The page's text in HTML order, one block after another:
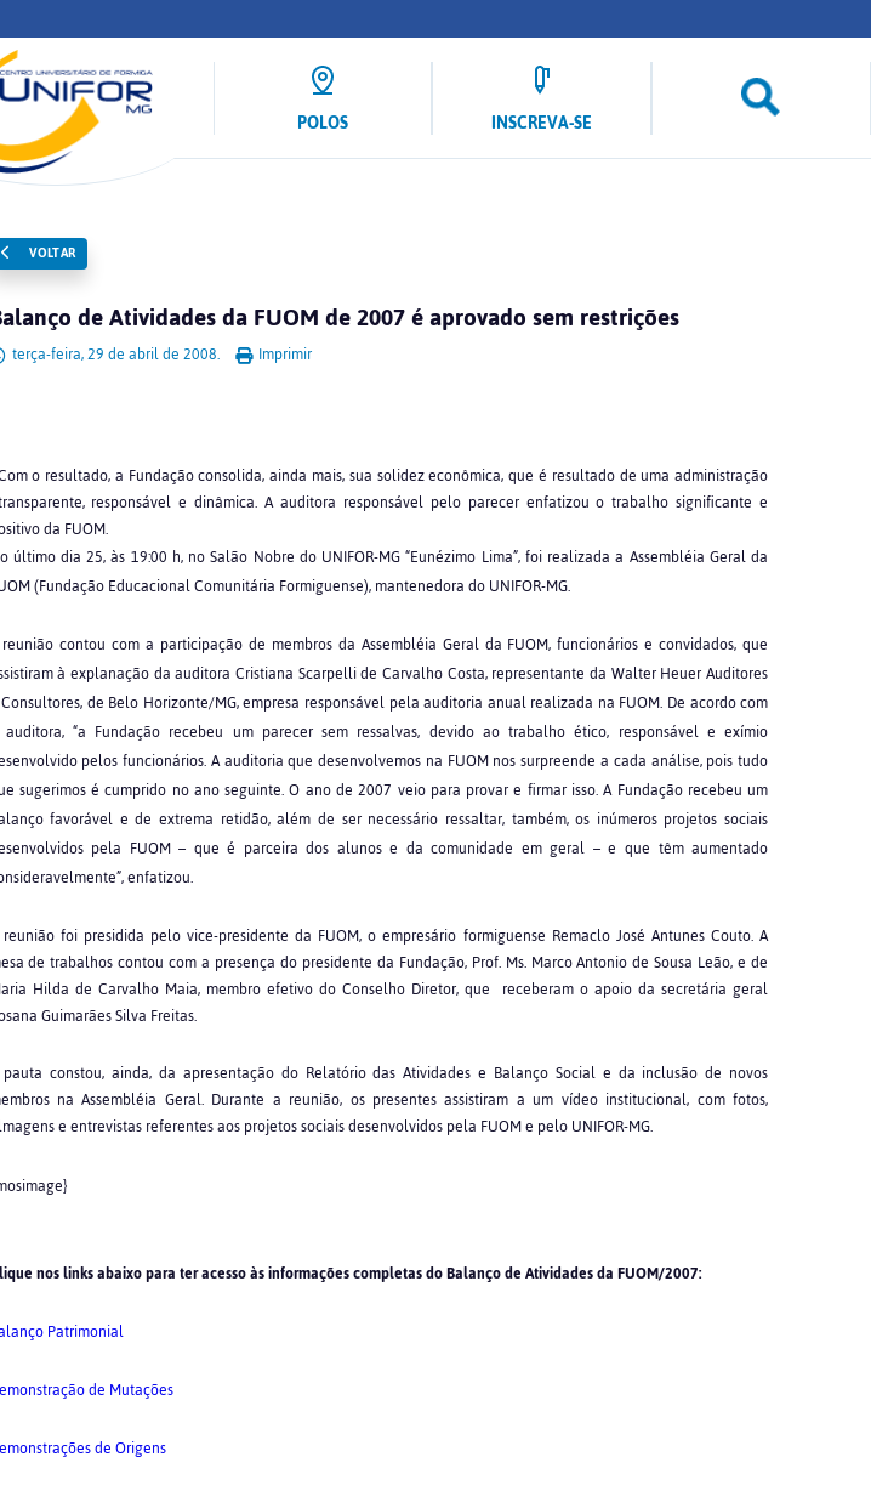
POLOS INSCREVA-SE
VOLTAR
de Atividades da FUOM de 2007 é aprovado sem restrições
terça-feira, 29 de abril de 2008. Imprimir
o resultado, a Fundação consolida, ainda mais, sua solidez econômica, que é resultado de uma administração
responsável e dinâmica. A auditora responsável pelo parecer enfatizou o trabalho significante e
da FUOM.
último dia 25, às 19:00 h, no Salão Nobre do UNIFOR-MG “Eunézimo Lima”, foi realizada a Assembléia Geral da
(Fundação Educacional Comunitária Formiguense), mantenedora do UNIFOR-MG.
contou com a participação de membros da Assembléia Geral da FUOM, funcionários e convidados, que
à explanação da auditora Cristiana Scarpelli de Carvalho Costa, representante da Walter Heuer Auditores
de Belo Horizonte/MG, empresa responsável pela auditoria anual realizada na FUOM. De acordo com
“a Fundação recebeu um parecer sem ressalvas, devido ao trabalho ético, responsável e exímio
pelos funcionários. A auditoria que desenvolvemos na FUOM nos surpreende a cada análise, pois tudo
sugerimos é cumprido no ano seguinte. O ano de 2007 veio para provar e firmar isso. A Fundação recebeu um
favorável e de extrema retidão, além de ser necessário ressaltar, também, os inúmeros projetos sociais
pela FUOM – que é parceira dos alunos e da comunidade em geral – e que têm aumentado
enfatizou.
foi presidida pelo vice-presidente da FUOM, o empresário formiguense Remaclo José Antunes Couto. A
de trabalhos contou com a presença do presidente da Fundação, Prof. Ms. Marco Antonio de Sousa Leão, e de
Hilda de Carvalho Maia, membro efetivo do Conselho Diretor, que receberam o apoio da secretária geral
Guimarães Silva Freitas.
constou, ainda, da apresentação do Relatório das Atividades e Balanço Social e da inclusão de novos
na Assembléia Geral. Durante a reunião, os presentes assistiram a um vídeo institucional, com fotos,
e entrevistas referentes aos projetos sociais desenvolvidos pela FUOM e pelo UNIFOR-MG.
nos links abaixo para ter acesso às informações completas do Balanço de Atividades da FUOM/2007:
Patrimonial
de Mutações
de Origens